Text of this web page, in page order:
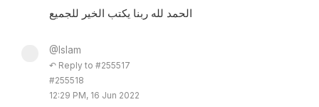
الحمد لله ربنا يكتب الخير للجميع
@Islam
↶ Reply to #255517
#255518
12:29 PM, 16 Jun 2022